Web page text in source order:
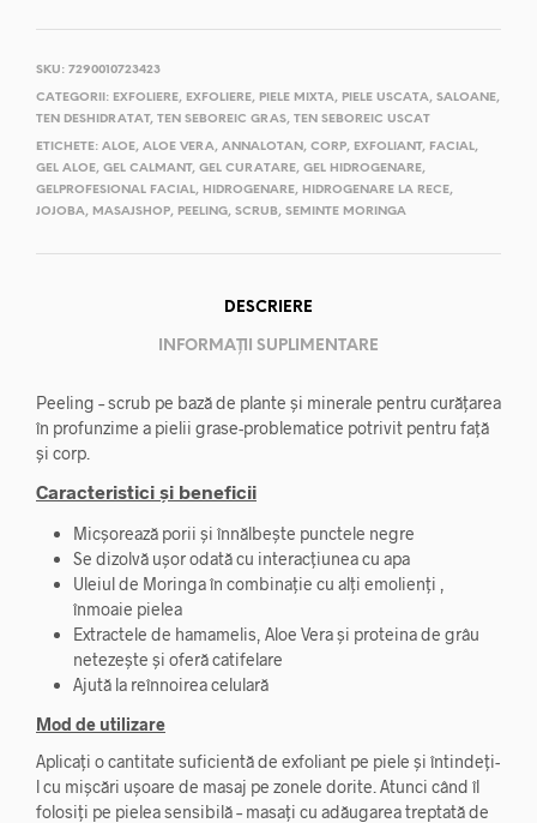
SKU: 7290010723423
CATEGORII: EXFOLIERE, EXFOLIERE, PIELE MIXTA, PIELE USCATA, SALOANE,
TEN DESHIDRATAT, TEN SEBOREIC GRAS, TEN SEBOREIC USCAT
ETICHETE: ALOE, ALOE VERA, ANNALOTAN , CORP, EXFOLIANT, FACIAL,
GEL ALOE, GEL CALMANT, GEL CURATARE, GEL HIDROGENARE,
GELPROFESIONAL FACIAL, HIDROGENARE, HIDROGENARE LA RECE,
JOJOBA, MASAJSHOP, PEELING, SCRUB, SEMINTE MORINGA
DESCRIERE
INFORMAȚII SUPLIMENTARE
Peeling – scrub pe bază de plante și minerale pentru curățarea
în profunzime a pielii grase-problematice potrivit pentru față
și corp.
Caracteristici și beneficii
Micșorează porii și înnălbește punctele negre
Se dizolvă ușor odată cu interacțiunea cu apa
Uleiul de Moringa în combinație cu alți emolienți ,
înmoaie pielea
Extractele de hamamelis, Aloe Vera și proteina de grâu
netezește și oferă catifelare
Ajută la reînnoirea celulară
Mod de utilizare
Aplicați o cantitate suficientă de exfoliant pe piele și întindeți-
l cu mișcări ușoare de masaj pe zonele dorite. Atunci când îl
folosiți pe pielea sensibilă – masați cu adăugarea treptată de